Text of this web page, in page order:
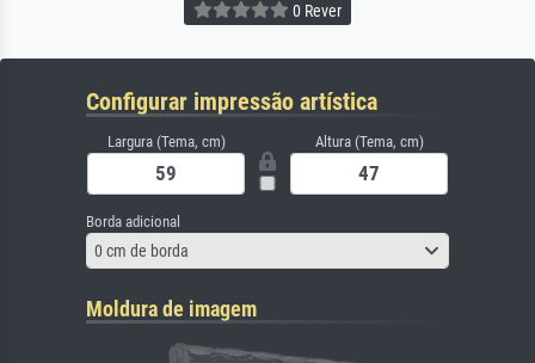
0 Rever
Configurar impressão artística
Largura (Tema, cm) Altura (Tema, cm)
Borda adicional
0 cm de borda
Moldura de imagem